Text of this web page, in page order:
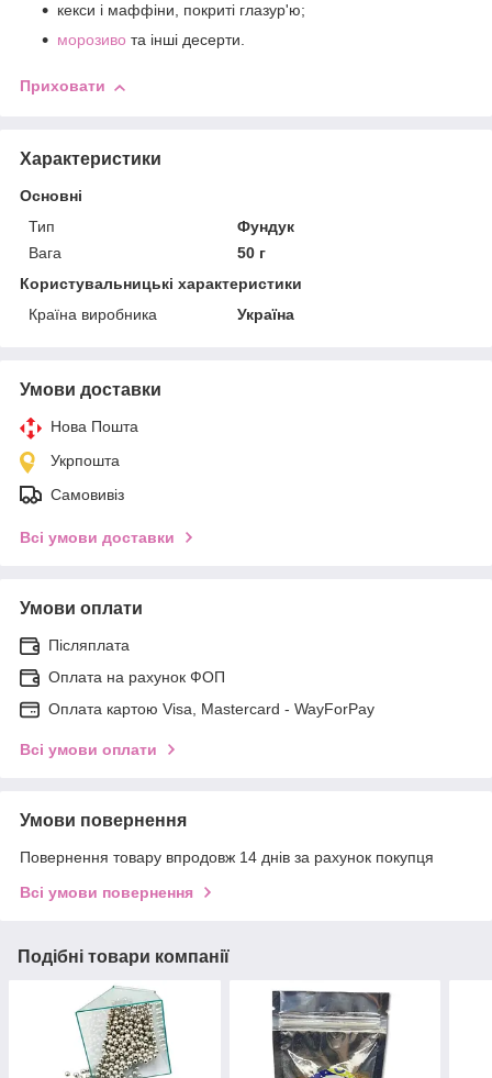
кекси і маффіни, покриті глазур'ю;
морозиво та інші десерти.
Приховати
Характеристики
Основні
Тип
Фундук
Вага
50 г
Користувальницькі характеристики
Країна виробника
Україна
Умови доставки
Нова Пошта
Укрпошта
Самовивіз
Всі умови доставки
Умови оплати
Післяплата
Оплата на рахунок ФОП
Оплата картою Visa, Mastercard - WayForPay
Всі умови оплати
Умови повернення
Повернення товару впродовж 14 днів за рахунок покупця
Всі умови повернення
Подібні товари компанії